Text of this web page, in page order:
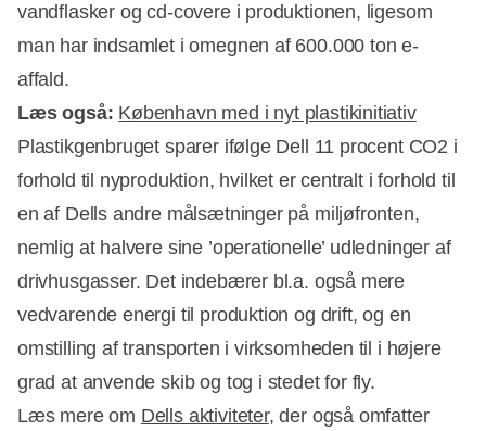
vandflasker og cd-covere i produktionen, ligesom
man har indsamlet i omegnen af 600.000 ton e-
affald.
Læs også: København med i nyt plastikinitiativ
Plastikgenbruget sparer ifølge Dell 11 procent CO2 i
forhold til nyproduktion, hvilket er centralt i forhold til
en af Dells andre målsætninger på miljøfronten,
nemlig at halvere sine ’operationelle’ udledninger af
drivhusgasser. Det indebærer bl.a. også mere
vedvarende energi til produktion og drift, og en
omstilling af transporten i virksomheden til i højere
grad at anvende skib og tog i stedet for fly.
Læs mere om Dells aktiviteter, der også omfatter